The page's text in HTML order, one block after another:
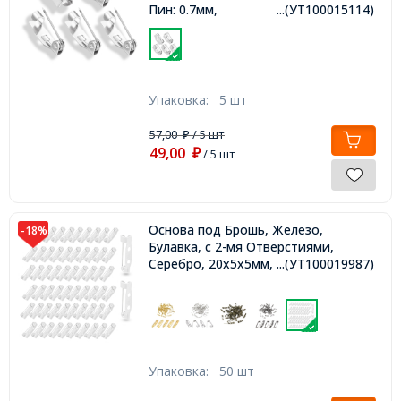
Пин: 0.7мм,
...(УТ100015114)
Упаковка: 5 шт
57,00₽/ 5 шт
49,00 ₽/ 5 шт
-18%
Основа под Брошь, Железо,
Булавка, с 2-мя Отверстиями,
Серебро, 20х5х5мм, Отв-тие 2мм,
...(УТ100019987)
Упаковка: 50 шт